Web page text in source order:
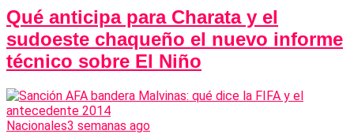
Qué anticipa para Charata y el
sudoeste chaqueño el nuevo informe
técnico sobre El Niño
Nacionales3 semanas ago